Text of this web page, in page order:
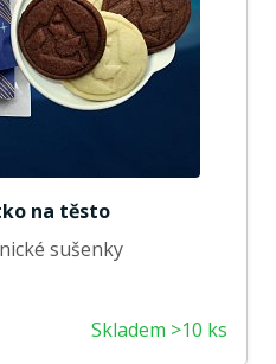
na těsto
sušenky
Skladem >10 ks